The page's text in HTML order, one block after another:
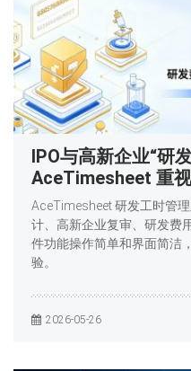
IPO与高新企业“研
AceTimesheet 重
AceTimesheet 研发工时管
计、高新企业复审、研发费
件功能操作简单和界面简洁
验。
2026-05-26